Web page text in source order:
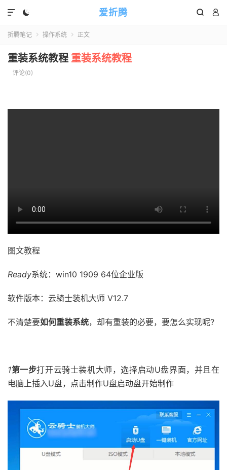
爱折腾 
 

折腾笔记  操作系统  正文
重装系统教程 重装系统教程
评论(0)
图文教程
Ready系统：win10 1909 64位企业版
软件版本：云骑士装机大师 V12.7
不清楚要如何重装系统，却有重装的必要，要怎么实现呢?
1第一步打开云骑士装机大师，选择启动U盘界面，并且在
电脑上插入U盘，点击制作U盘启动盘开始制作